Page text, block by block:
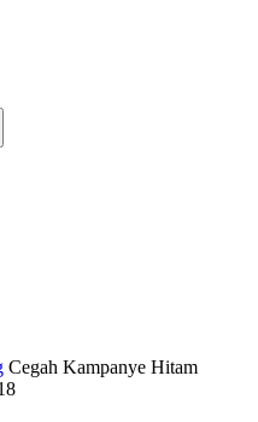
Cegah Kampanye Hitam